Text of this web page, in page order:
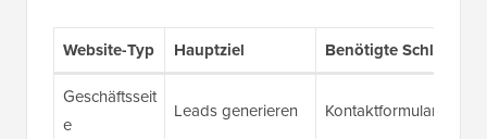
Website-Typ Hauptziel Benötigte
Geschäftsseit
e
Leads generieren Kontaktformulare, E-